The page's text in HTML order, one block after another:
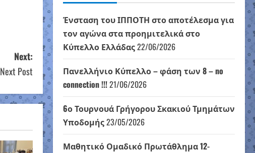
Next:
Next Post
Ένσταση του ΙΠΠΟΤΗ στο αποτέλεσμα για
τον αγώνα στα προημιτελικά στο
Κύπελλο Ελλάδας22/06/2026
Πανελλήνιο Κύπελλο – φάση των 8 – no
connection !!!21/06/2026
6ο Τουρνουά Γρήγορου Σκακιού Τμημάτων
Υποδομής23/05/2026
Μαθητικό Ομαδικό Πρωτάθλημα 12-